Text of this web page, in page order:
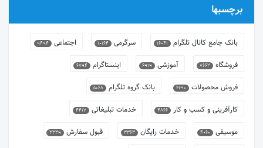
برچسبها
بانک جامع کانال تلگرام 16041 سرگرمی 10164 اجتماعی 9494
فروشگاه 8662 آموزشی 6919 اینستاگرام 6794
فروش محصولات 6690 بانک گروه تلگرام 5068
کارآفرینی و کسب و کار 4866 خدمات تبلیغاتی 4417
موسیقی 4060 خدمات رایگان 3363 قبول سفارش 3339